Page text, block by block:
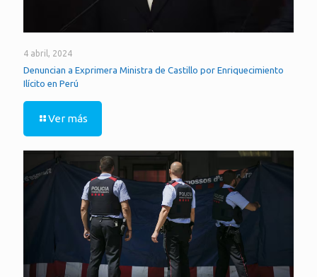
4 abril, 2024
Denuncian a Exprimera Ministra de Castillo por Enriquecimiento
Ilícito en Perú
Ver más